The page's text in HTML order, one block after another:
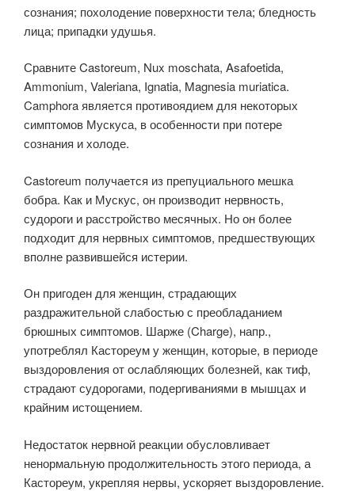
сознания; похолодение поверхности тела; бледность
лица; припадки удушья.
Сравните Castoreum, Nux moschata, Asafoetida,
Ammonium, Valeriana, Ignatia, Magnesia muriatica.
Camphora является противоядием для некоторых
симптомов Мускуса, в особенности при потере
сознания и холоде.
Castoreum получается из препуциального мешка
бобра. Как и Мускус, он производит нервность,
судороги и расстройство месячных. Но он более
подходит для нервных симптомов, предшествующих
вполне развившейся истерии.
Он пригоден для женщин, страдающих
раздражительной слабостью с преобладанием
брюшных симптомов. Шарже (Charge), напр.,
употреблял Кастореум у женщин, которые, в периоде
выздоровления от ослабляющих болезней, как тиф,
страдают судорогами, подергиваниями в мышцах и
крайним истощением.
Недостаток нервной реакции обусловливает
ненормальную продолжительность этого периода, а
Кастореум, укрепляя нервы, ускоряет выздоровление.